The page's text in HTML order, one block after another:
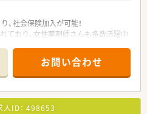
社会保険加入が可能！
ており、女性薬剤師さんも多数活躍中
る環境！
ご勤務を見据えての入社も歓迎♪
相談ください！
場合、11円/時の支給あり！
お問い合わせ
ID： 498653